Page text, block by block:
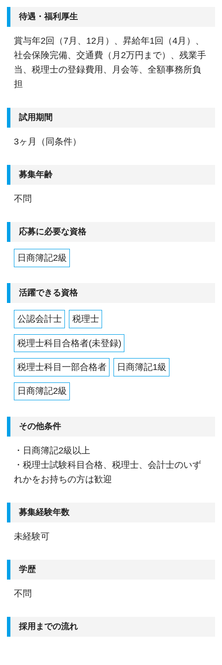
待遇・福利厚生
賞与年2回（7月、12月）、昇給年1回（4月）、
社会保険完備、交通費（月2万円まで）、残業手
当、税理士の登録費用、月会等、全額事務所負
担
試用期間
3ヶ月（同条件）
募集年齢
不問
応募に必要な資格
日商簿記2級
活躍できる資格
公認会計士 税理士
税理士科目合格者(未登録)
税理士科目一部合格者 日商簿記1級
日商簿記2級
その他条件
・日商簿記2級以上
・税理士試験科目合格、税理士、会計士のいず
れかをお持ちの方は歓迎
募集経験年数
未経験可
学歴
不問
採用までの流れ